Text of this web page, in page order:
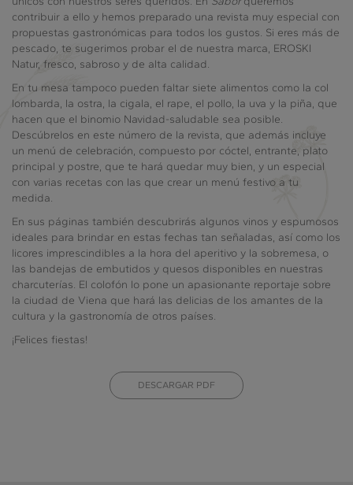
contribuir a ello y hemos preparado una revista muy especial con
propuestas gastronómicas para todos los gustos. Si eres más de
pescado, te sugerimos probar el de nuestra marca, EROSKI
Natur, fresco, sabroso y de alta calidad.
En tu mesa tampoco pueden faltar siete alimentos como la col
lombarda, la ostra, la cigala, el rape, el pollo, la uva y la piña, que
hacen que el binomio Navidad-saludable sea posible.
Descúbrelos en este número de la revista, que además incluye
un menú de celebración, compuesto por cóctel, entrante, plato
principal y postre, que te hará quedar muy bien, y un especial
con varias recetas con las que crear un menú festivo a tu
medida.
En sus páginas también descubrirás algunos vinos y espumosos
ideales para brindar en estas fechas tan señaladas, así como los
licores imprescindibles a la hora del aperitivo y la sobremesa, o
las bandejas de embutidos y quesos disponibles en nuestras
charcuterías. El colofón lo pone un apasionante reportaje sobre
la ciudad de Viena que hará las delicias de los amantes de la
cultura y la gastronomía de otros países.
¡Felices fiestas!
DESCARGAR PDF